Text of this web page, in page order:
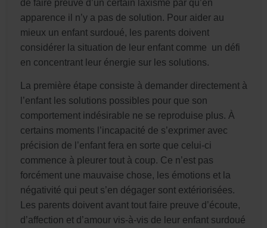
de faire preuve d’un certain laxisme par qu’en
apparence il n’y a pas de solution. Pour aider au
mieux un enfant surdoué, les parents doivent
considérer la situation de leur enfant comme un défi
en concentrant leur énergie sur les solutions.
La première étape consiste à demander directement à
l’enfant les solutions possibles pour que son
comportement indésirable ne se reproduise plus. À
certains moments l’incapacité de s’exprimer avec
précision de l’enfant fera en sorte que celui-ci
commence à pleurer tout à coup. Ce n’est pas
forcément une mauvaise chose, les émotions et la
négativité qui peut s’en dégager sont extériorisées.
Les parents doivent avant tout faire preuve d’écoute,
d’affection et d’amour vis-à-vis de leur enfant surdoué